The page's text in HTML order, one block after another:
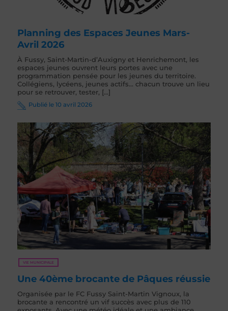
Planning des Espaces Jeunes Mars-
Avril 2026
À Fussy, Saint-Martin-d’Auxigny et Henrichemont, les
espaces jeunes ouvrent leurs portes avec une
programmation pensée pour les jeunes du territoire.
Collégiens, lycéens, jeunes actifs… chacun trouve un lieu
pour se retrouver, tester, [...]
Publié le 10 avril 2026
VIE MUNICIPALE
Une 40ème brocante de Pâques réussie
Organisée par le FC Fussy Saint-Martin Vignoux, la
brocante a rencontré un vif succès avec plus de 110